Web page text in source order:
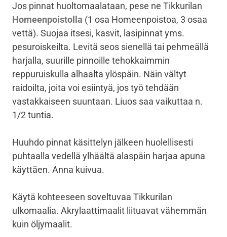
Jos pinnat huoltomaalataan, pese ne Tikkurilan
Homeenpoistolla (1 osa Homeenpoistoa, 3 osaa
vettä). Suojaa itsesi, kasvit, lasipinnat yms.
pesuroiskeilta. Levitä seos sienellä tai pehmeällä
harjalla, suurille pinnoille tehokkaimmin
reppuruiskulla alhaalta ylöspäin. Näin vältyt
raidoilta, joita voi esiintyä, jos työ tehdään
vastakkaiseen suuntaan. Liuos saa vaikuttaa n.
1/2 tuntia.
Huuhdo pinnat käsittelyn jälkeen huolellisesti
puhtaalla vedellä ylhäältä alaspäin harjaa apuna
käyttäen. Anna kuivua.
Käytä kohteeseen soveltuvaa Tikkurilan
ulkomaalia. Akrylaattimaalit liituavat vähemmän
kuin öljymaalit.